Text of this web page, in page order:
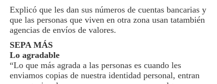
Explicó que les dan sus números de cuentas banca­rias y
que las personas que viven en otra zona usan ta­también
agencias de envíos de valores.
SEPA MÁS
Lo agradable
“Lo que más agrada a las personas es cuando les
enviamos copias de nuestra identidad perso­nal, entran